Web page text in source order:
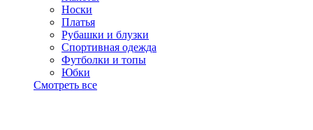
Носки
Платья
Рубашки и блузки
Спортивная одежда
Футболки и топы
Юбки
Смотреть все